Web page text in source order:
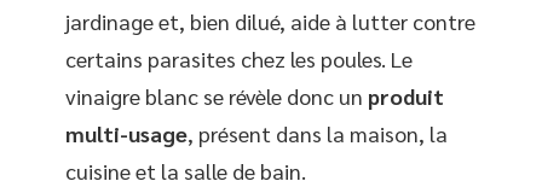
jardinage et, bien dilué, aide à lutter contre
certains parasites chez les poules. Le
vinaigre blanc se révèle donc un produit
multi-usage, présent dans la maison, la
cuisine et la salle de bain.